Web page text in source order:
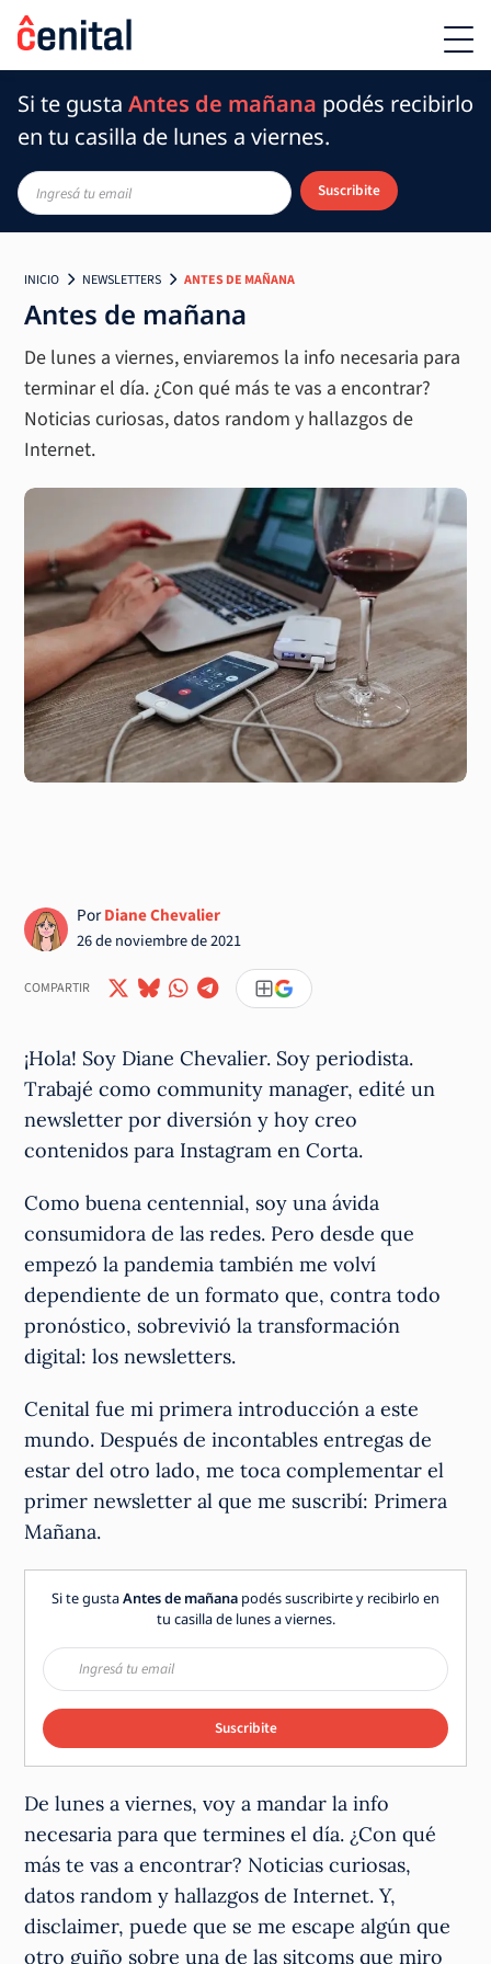
Si te gusta Antes de mañana podés recibirlo
en tu casilla de lunes a viernes.
Suscribite
INICIO NEWSLETTERS ANTES DE MAÑANA
Antes de mañana
De lunes a viernes, enviaremos la info necesaria para
terminar el día. ¿Con qué más te vas a encontrar?
Noticias curiosas, datos random y hallazgos de
Internet.
PorDiane Chevalier
26 de noviembre de 2021
COMPARTIR
¡Hola! Soy Diane Chevalier. Soy periodista.
Trabajé como community manager, edité un
newsletter por diversión y hoy creo
contenidos para Instagram en Corta.
Como buena centennial, soy una ávida
consumidora de las redes. Pero desde que
empezó la pandemia también me volví
dependiente de un formato que, contra todo
pronóstico, sobrevivió la transformación
digital: los newsletters.
Cenital fue mi primera introducción a este
mundo. Después de incontables entregas de
estar del otro lado, me toca complementar el
primer newsletter al que me suscribí: Primera
Mañana.
Si te gustaAntes de mañana podés suscribirte y recibirlo en
tu casilla de lunes a viernes.
Suscribite
De lunes a viernes, voy a mandar la info
necesaria para que termines el día. ¿Con qué
más te vas a encontrar? Noticias curiosas,
datos random y hallazgos de Internet. Y,
disclaimer, puede que se me escape algún que
otro guiño sobre una de las sitcoms que miro